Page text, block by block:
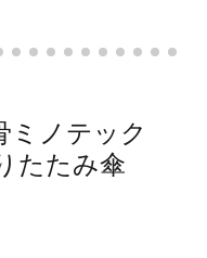
ミノテック
たたみ傘